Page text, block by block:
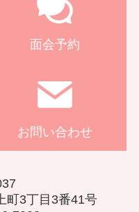
面会予約
お問い合わせ
町3丁目3番41号